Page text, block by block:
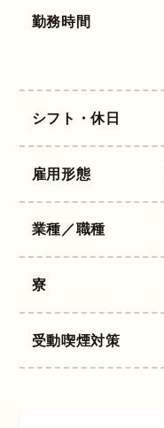
勤務時間
シフト・休日
雇用形態
業種／職種
寮
受動喫煙対策